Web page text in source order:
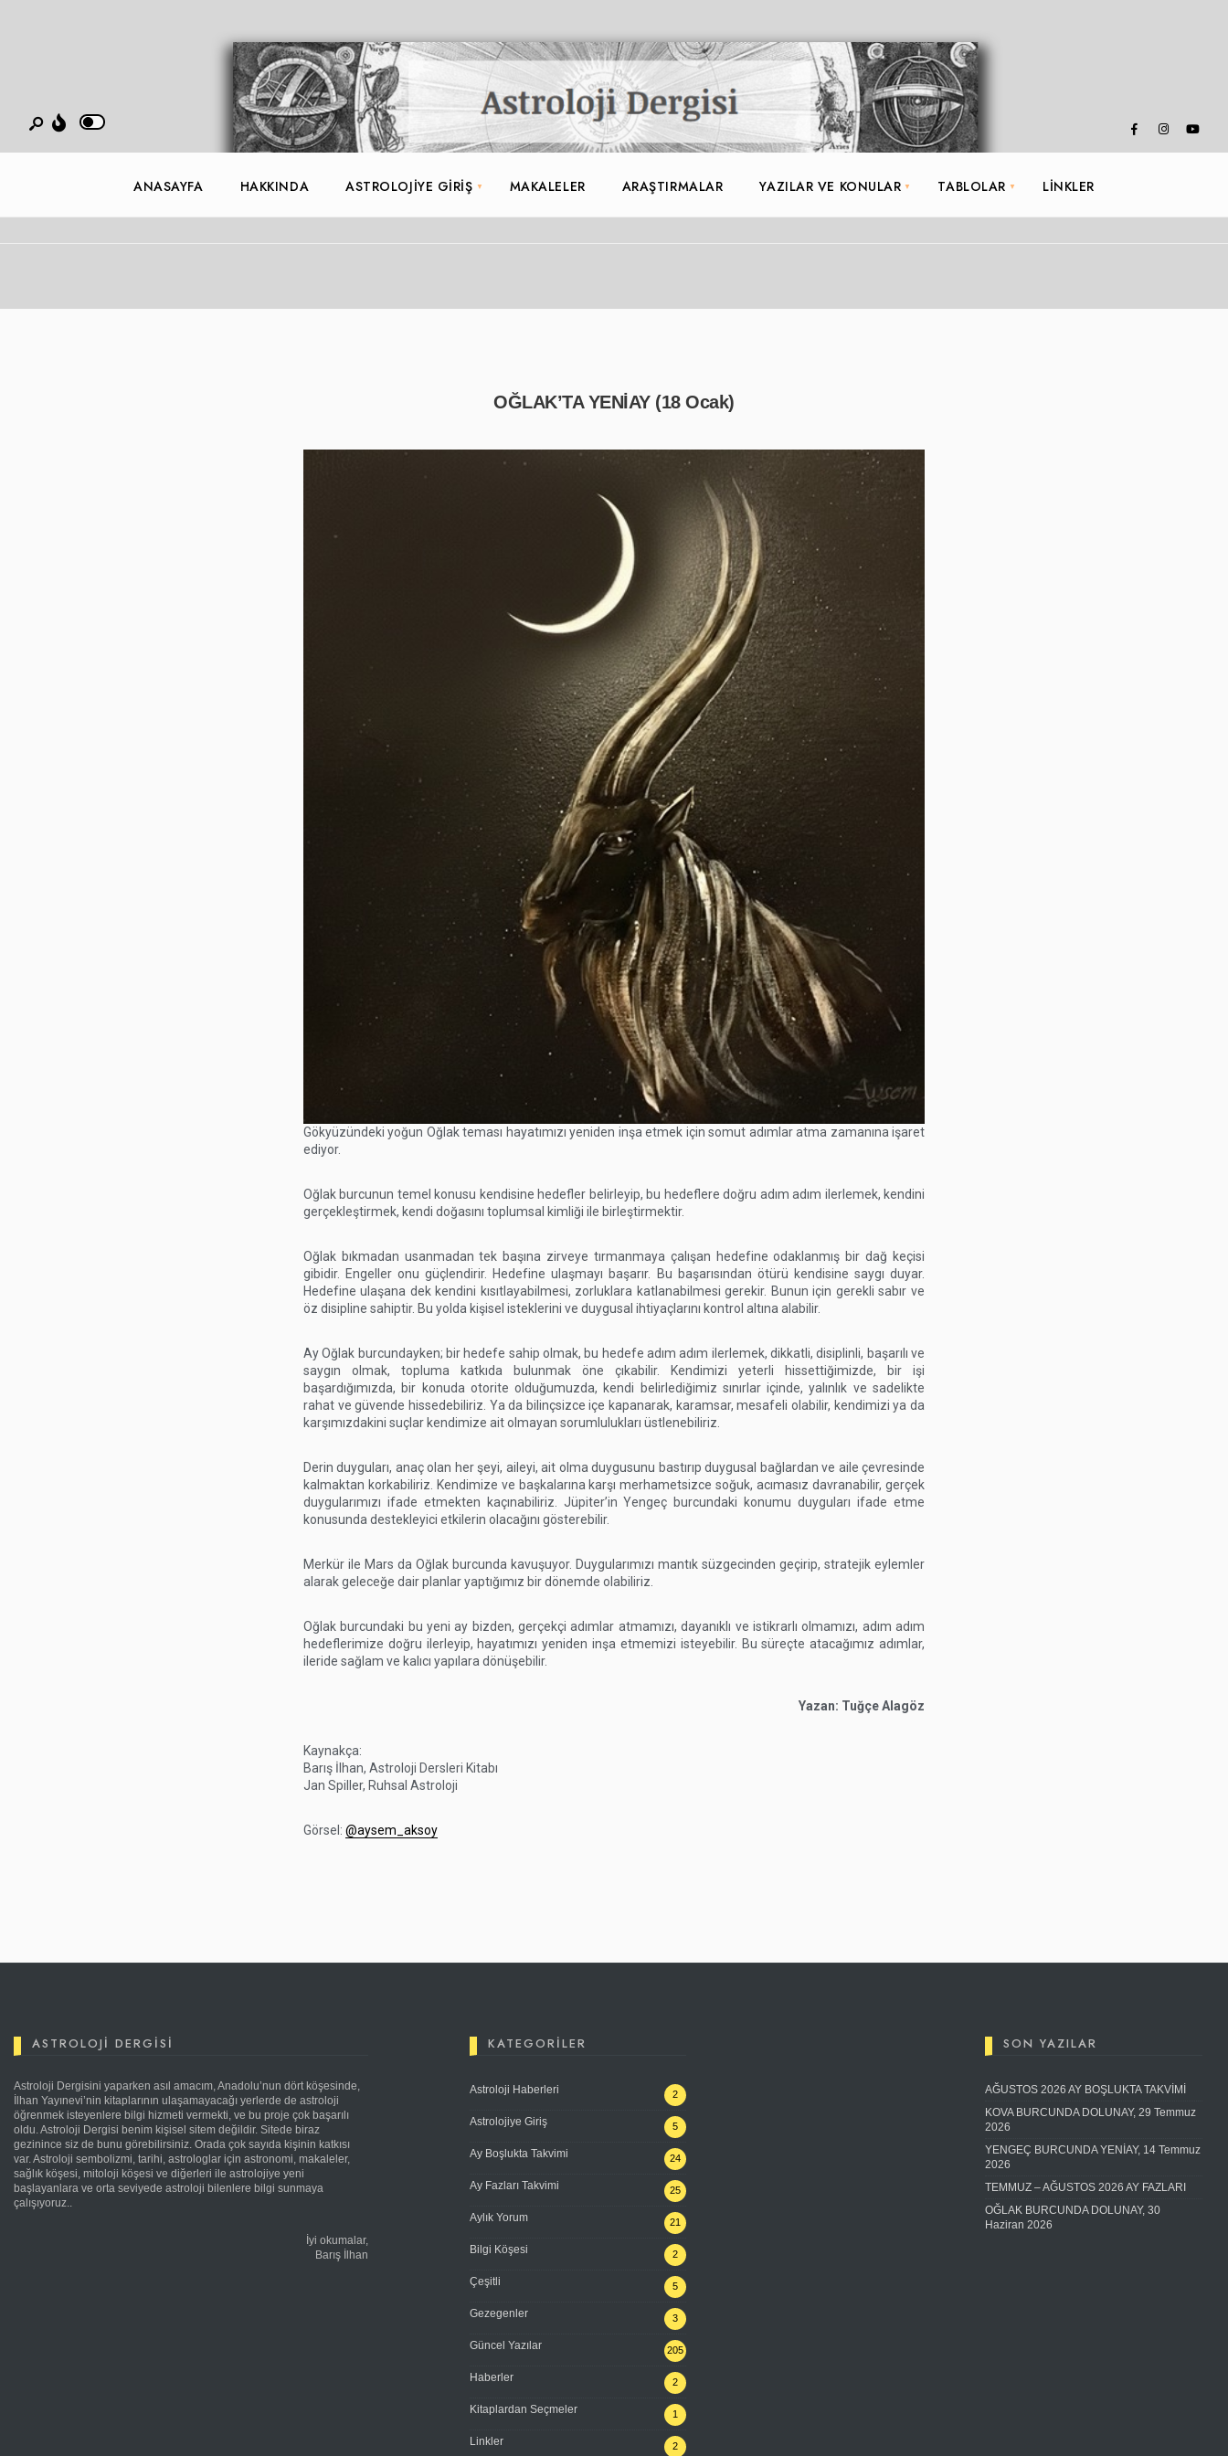
ANASAYFA HAKKINDA ASTROLOJIYE GIRIŞ MAKALELER ARAŞTIRMALAR YAZILAR VE KONULAR TABLOLAR LINKLER
OĞLAK’TA YENİAY (18 Ocak)
Gökyüzündeki yoğun Oğlak teması hayatımızı yeniden inşa etmek için somut adımlar atma zamanına işaret
ediyor.
Oğlak burcunun temel konusu kendisine hedefler belirleyip, bu hedeflere doğru adım adım ilerlemek, kendini
gerçekleştirmek, kendi doğasını toplumsal kimliği ile birleştirmektir.
Oğlak bıkmadan usanmadan tek başına zirveye tırmanmaya çalışan hedefine odaklanmış bir dağ keçisi
gibidir. Engeller onu güçlendirir. Hedefine ulaşmayı başarır. Bu başarısından ötürü kendisine saygı duyar.
Hedefine ulaşana dek kendini kısıtlayabilmesi, zorluklara katlanabilmesi gerekir. Bunun için gerekli sabır ve
öz disipline sahiptir. Bu yolda kişisel isteklerini ve duygusal ihtiyaçlarını kontrol altına alabilir.
Ay Oğlak burcundayken; bir hedefe sahip olmak, bu hedefe adım adım ilerlemek, dikkatli, disiplinli, başarılı ve
saygın olmak, topluma katkıda bulunmak öne çıkabilir. Kendimizi yeterli hissettiğimizde, bir işi
başardığımızda, bir konuda otorite olduğumuzda, kendi belirlediğimiz sınırlar içinde, yalınlık ve sadelikte
rahat ve güvende hissedebiliriz. Ya da bilinçsizce içe kapanarak, karamsar, mesafeli olabilir, kendimizi ya da
karşımızdakini suçlar kendimize ait olmayan sorumlulukları üstlenebiliriz.
Derin duyguları, anaç olan her şeyi, aileyi, ait olma duygusunu bastırıp duygusal bağlardan ve aile çevresinde
kalmaktan korkabiliriz. Kendimize ve başkalarına karşı merhametsizce soğuk, acımasız davranabilir, gerçek
duygularımızı ifade etmekten kaçınabiliriz. Jüpiter’in Yengeç burcundaki konumu duyguları ifade etme
konusunda destekleyici etkilerin olacağını gösterebilir.
Merkür ile Mars da Oğlak burcunda kavuşuyor. Duygularımızı mantık süzgecinden geçirip, stratejik eylemler
alarak geleceğe dair planlar yaptığımız bir dönemde olabiliriz.
Oğlak burcundaki bu yeni ay bizden, gerçekçi adımlar atmamızı, dayanıklı ve istikrarlı olmamızı, adım adım
hedeflerimize doğru ilerleyip, hayatımızı yeniden inşa etmemizi isteyebilir. Bu süreçte atacağımız adımlar,
ileride sağlam ve kalıcı yapılara dönüşebilir.
Yazan: Tuğçe Alagöz
Kaynakça:
Barış İlhan, Astroloji Dersleri Kitabı
Jan Spiller, Ruhsal Astroloji
Görsel: @aysem_aksoy
ASTROLOJI DERGISI
Astroloji Dergisini yaparken asıl amacım, Anadolu’nun dört köşesinde,
İlhan Yayınevi’nin kitaplarının ulaşamayacağı yerlerde de astroloji
öğrenmek isteyenlere bilgi hizmeti vermekti, ve bu proje çok başarılı
oldu. Astroloji Dergisi benim kişisel sitem değildir. Sitede biraz
gezinince siz de bunu görebilirsiniz. Orada çok sayıda kişinin katkısı
var. Astroloji sembolizmi, tarihi, astrologlar için astronomi, makaleler,
sağlık köşesi, mitoloji köşesi ve diğerleri ile astrolojiye yeni
başlayanlara ve orta seviyede astroloji bilenlere bilgi sunmaya
çalışıyoruz..
İyi okumalar,
Barış İlhan
KATEGORILER
Astroloji Haberleri 2
Astrolojiye Giriş 5
Ay Boşlukta Takvimi 24
Ay Fazları Takvimi 25
Aylık Yorum 21
Bilgi Köşesi 2
Çeşitli 5
Gezegenler 3
Güncel Yazılar 205
Haberler 2
Kitaplardan Seçmeler 1
Linkler 2
SON YAZILAR
AĞUSTOS 2026 AY BOŞLUKTA TAKVİMİ
KOVA BURCUNDA DOLUNAY, 29 Temmuz
2026
YENGEÇ BURCUNDA YENİAY, 14 Temmuz
2026
TEMMUZ – AĞUSTOS 2026 AY FAZLARI
OĞLAK BURCUNDA DOLUNAY, 30
Haziran 2026